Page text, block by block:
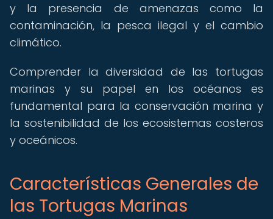
y la presencia de amenazas como la
contaminación, la pesca ilegal y el cambio
climático.
Comprender la diversidad de las tortugas
marinas y su papel en los océanos es
fundamental para la conservación marina y
la sostenibilidad de los ecosistemas costeros
y oceánicos.
Características Generales de
las Tortugas Marinas